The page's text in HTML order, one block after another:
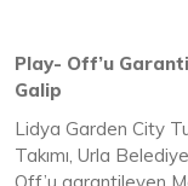
Play- Off’u
Galip
Lidya Garden City
Takımı, Urla